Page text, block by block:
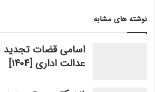
نوشته های مشابه
اسامی قضات تجدید
عدالت اداری [1404]